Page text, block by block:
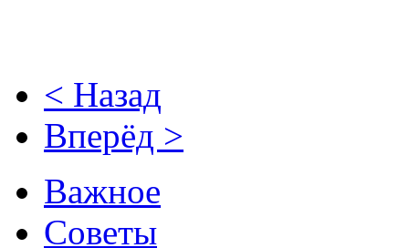
< Назад
Вперёд >
Важное
Советы